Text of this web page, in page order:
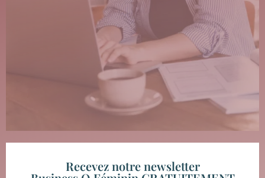
Recevez notre newsletter